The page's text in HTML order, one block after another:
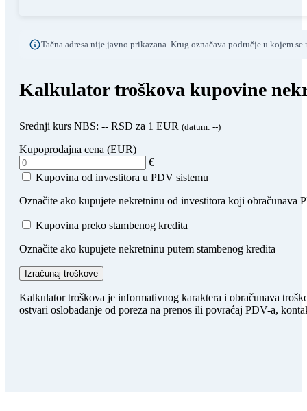
Tačna adresa nije javno prikazana. Krug označava područje u kojem
Kalkulator troškova kupovine
Srednji kurs NBS: -- RSD za 1 EUR (datum: --)
Kupoprodajna cena (EUR)
€
Kupovina od investitora u PDV sistemu
Označite ako kupujete nekretninu od investitora koji obračunava
Kupovina preko stambenog kredita
Označite ako kupujete nekretninu putem stambenog kredita
Izračunaj troškove
Kalkulator troškova je informativnog karaktera i obračunava
ostvari oslobađanje od poreza na prenos ili povraćaj PDV-a,